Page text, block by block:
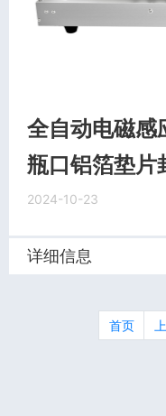
全自动电磁感
瓶口铝箔垫片
2024-10-23
详细信息
首页